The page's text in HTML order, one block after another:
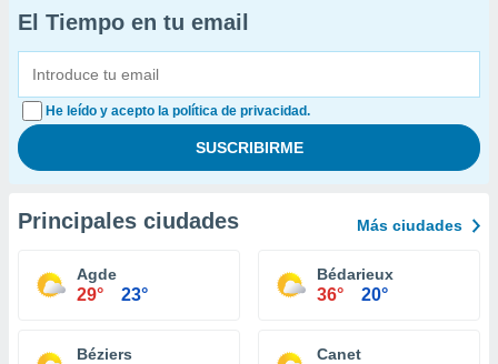
El Tiempo en tu email
He leído y acepto la política de privacidad.
Principales ciudades Más ciudades
Agde
29° 23°
Bédarieux
36° 20°
Béziers Canet